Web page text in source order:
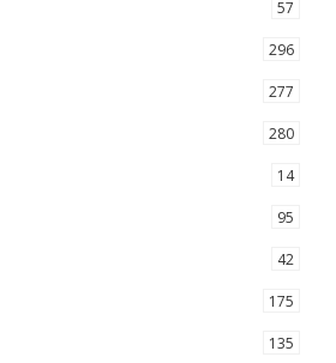
57
296
277
280
14
95
42
175
135